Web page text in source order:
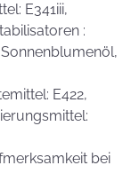
E341iii,
:
E422,
bei